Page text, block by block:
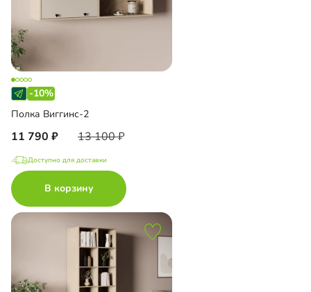
-10%
Полка Виггинс-2
11 790 13 100
Доступно для доставки
В корзину